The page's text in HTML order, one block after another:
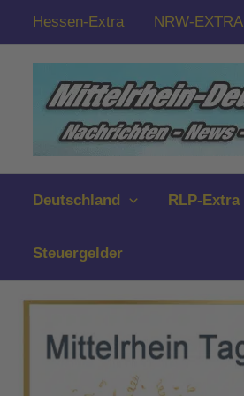
Zum
springen
Hessen-Extra NRW-EXTRA
Deutschland RLP-Extra
Steuergelder